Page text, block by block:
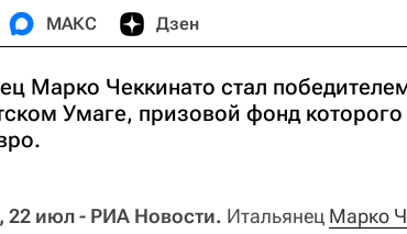
МАКС Дзен
Марко Чеккинато стал
Умаге, призовой фонд
июл - РИА Новости. Итальянец Марко